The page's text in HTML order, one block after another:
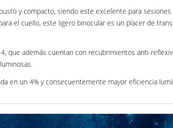
y compacto, siendo este excelente para
el cuello, este ligero binocular es un placer de
que además cuentan con recubrimientos anti-
en un 4% y consecuentemente mayor eficiencia